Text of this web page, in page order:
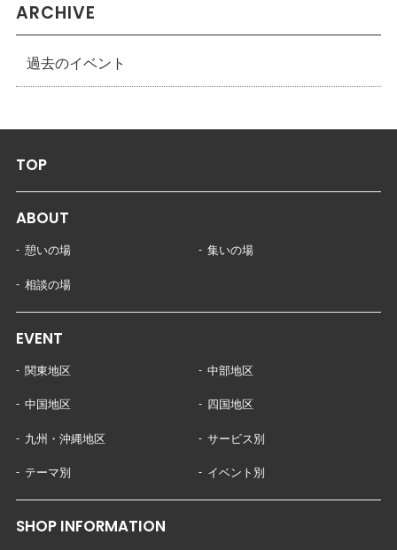
ARCHIVE
過去のイベント
TOP
ABOUT
憩いの場 集いの場
相談の場
EVENT
関東地区 中部地区
中国地区 四国地区
九州・沖縄地区 サービス別
テーマ別 イベント別
SHOP INFORMATION